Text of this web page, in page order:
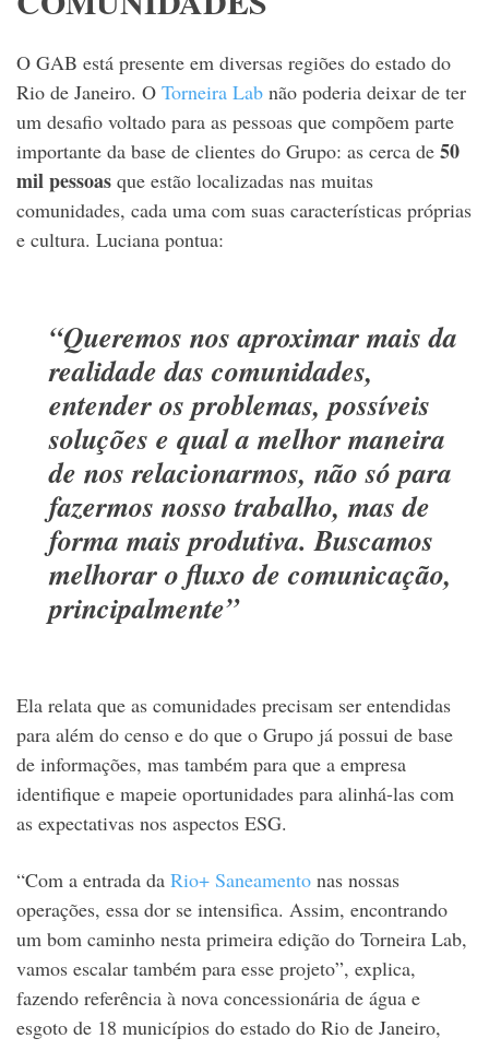
O GAB está presente em diversas regiões do estado do
Rio de Janeiro. O Torneira Lab não poderia deixar de ter
um desafio voltado para as pessoas que compõem parte
importante da base de clientes do Grupo: as cerca de 50
mil pessoas que estão localizadas nas muitas
comunidades, cada uma com suas características próprias
e cultura. Luciana pontua:
“Queremos nos aproximar mais da
realidade das comunidades,
entender os problemas, possíveis
soluções e qual a melhor maneira
de nos relacionarmos, não só para
fazermos nosso trabalho, mas de
forma mais produtiva. Buscamos
melhorar o fluxo de comunicação,
principalmente”
Ela relata que as comunidades precisam ser entendidas
para além do censo e do que o Grupo já possui de base
de informações, mas também para que a empresa
identifique e mapeie oportunidades para alinhá-las com
as expectativas nos aspectos ESG.
“Com a entrada da Rio+ Saneamento nas nossas
operações, essa dor se intensifica. Assim, encontrando
um bom caminho nesta primeira edição do Torneira Lab,
vamos escalar também para esse projeto”, explica,
fazendo referência à nova concessionária de água e
esgoto de 18 municípios do estado do Rio de Janeiro,